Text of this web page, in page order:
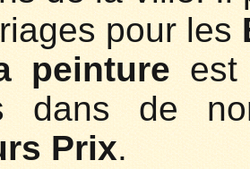
pour les
peinture
dans de
Prix.